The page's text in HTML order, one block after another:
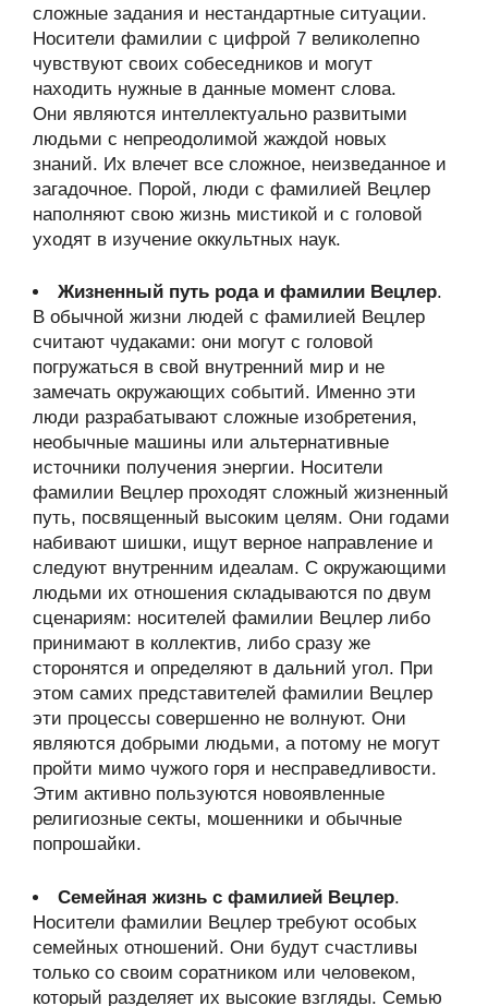
сложные задания и нестандартные ситуации.
Носители фамилии с цифрой 7 великолепно
чувствуют своих собеседников и могут
находить нужные в данные момент слова.
Они являются интеллектуально развитыми
людьми с непреодолимой жаждой новых
знаний. Их влечет все сложное, неизведанное и
загадочное. Порой, люди с фамилией Вецлер
наполняют свою жизнь мистикой и с головой
уходят в изучение оккультных наук.
Жизненный путь рода и фамилии Вецлер.
В обычной жизни людей с фамилией Вецлер
считают чудаками: они могут с головой
погружаться в свой внутренний мир и не
замечать окружающих событий. Именно эти
люди разрабатывают сложные изобретения,
необычные машины или альтернативные
источники получения энергии. Носители
фамилии Вецлер проходят сложный жизненный
путь, посвященный высоким целям. Они годами
набивают шишки, ищут верное направление и
следуют внутренним идеалам. С окружающими
людьми их отношения складываются по двум
сценариям: носителей фамилии Вецлер либо
принимают в коллектив, либо сразу же
сторонятся и определяют в дальний угол. При
этом самих представителей фамилии Вецлер
эти процессы совершенно не волнуют. Они
являются добрыми людьми, а потому не могут
пройти мимо чужого горя и несправедливости.
Этим активно пользуются новоявленные
религиозные секты, мошенники и обычные
попрошайки.
Семейная жизнь с фамилией Вецлер.
Носители фамилии Вецлер требуют особых
семейных отношений. Они будут счастливы
только со своим соратником или человеком,
который разделяет их высокие взгляды. Семью